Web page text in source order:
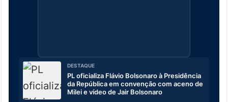
DESTAQUE
PL oficializa Flávio Bolsonaro à Presidência
da República em convenção com aceno de
Milei e vídeo de Jair Bolsonaro